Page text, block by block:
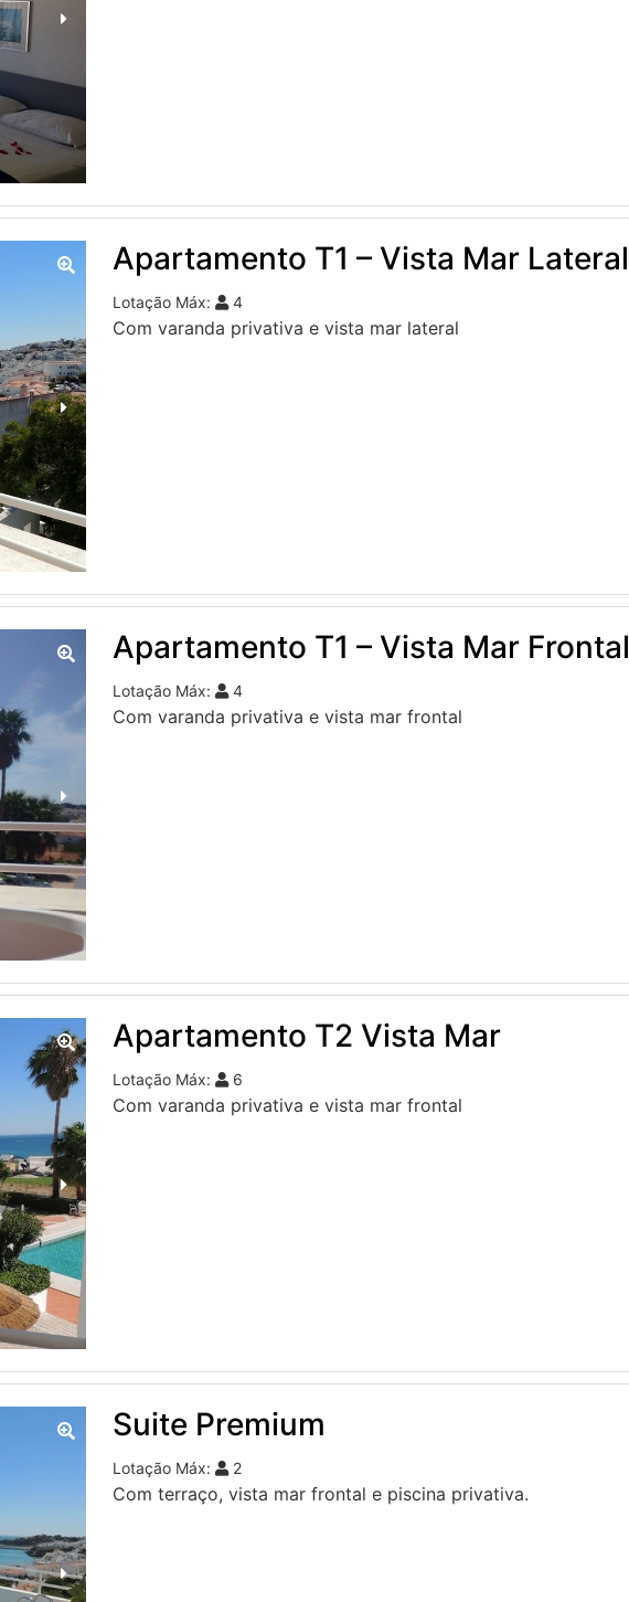
Apartamento T1 – Vista Mar Lateral
Lotação Máx: 4
Com varanda privativa e vista mar lateral
Apartamento T1 – Vista Mar Frontal
Lotação Máx: 4
Com varanda privativa e vista mar frontal
Apartamento T2 Vista Mar
Lotação Máx: 6
Com varanda privativa e vista mar frontal
Suite Premium
Lotação Máx: 2
Com terraço, vista mar frontal e piscina privativa.